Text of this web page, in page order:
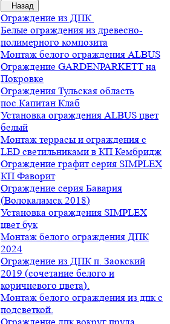
Назад
Ограждение из ДПК
Белые ограждения из древесно-
полимерного композита
Монтаж белого ограждения ALBUS
Ограждение GARDENPARKETT на
Покровке
Ограждения Тульская область
пос.Капитан Клаб
Установка ограждения ALBUS цвет
белый
Монтаж террасы и ограждения с
LED светильниками в КП Кембридж
Ограждение графит серия SIMPLEX
КП Фаворит
Ограждение серия Бавария
(Волокаламск 2018)
Установка ограждения SIMPLEX
цвет бук
Монтаж белого ограждения ДПК
2024
Ограждение из ДПК п. Заокский
2019 (сочетание белого и
коричневого цвета).
Монтаж белого ограждения из дпк с
подсветкой.